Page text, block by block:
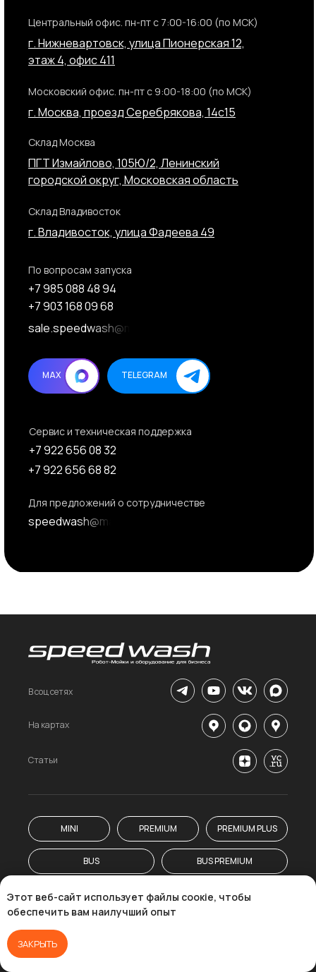
MAX TELEGRAM
+7 922 656 68 82
Для предложений о сотрудничестве
speedwash@mail.ru
Сервис и техническая поддержка
+7 922 656 08 32
sale.speedwash@mail.ru
Московский офис. пн-пт с 9:00-18:00 (по МСК)
Центральный офис. пн-пт с 7:00-16:00 (по МСК)
ПГТ Измайлово, 105Ю/2, Ленинский
городской округ, Московская область
г. Владивосток, улица Фадеева 49
г. Нижневартовск, улица Пионерская 12,
этаж 4, офис 411
г. Москва, проезд Серебрякова, 14с15
По вопросам запуска
+7 903 168 09 68
+7 985 088 48 94
Склад Владивосток
Склад Москва
Этот веб-сайт использует файлы соокіе, чтобы
обеспечить вам наилучший опыт
ЗАКРЫТЬ
В соц сетях
Статьи
На картах
MINI PREMIUM
BUS
PREMIUM PLUS
BUS PREMIUM
Главная
Преимущества
Модельный ряд